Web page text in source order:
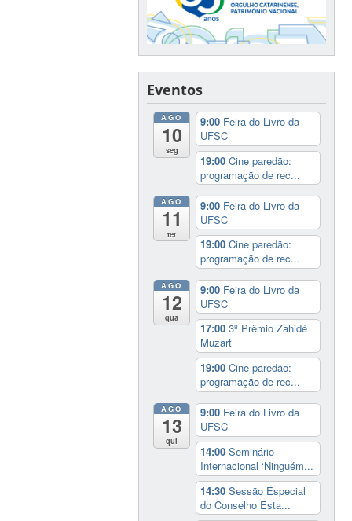
Eventos
AGO
10
seg
9:00 Feira do Livro da
UFSC
19:00Cine paredão:
programação de rec...
AGO
11
ter
9:00 Feira do Livro da
UFSC
19:00Cine paredão:
programação de rec...
AGO
12
qua
9:00 Feira do Livro da
UFSC
17:003º Prêmio Zahidé
Muzart
19:00Cine paredão:
programação de rec...
AGO
13
qui
9:00 Feira do Livro da
UFSC
14:00Seminário
Internacional ‘Ninguém...
14:30Sessão Especial
do Conselho Esta...